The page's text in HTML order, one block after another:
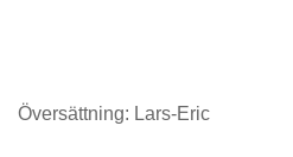
Översättning: Lars-Eric